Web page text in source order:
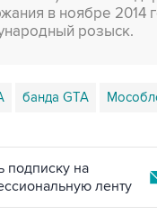
в ноябре 2014
розыск.
банда GTA
подписку на
ленту